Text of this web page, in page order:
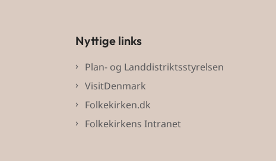
Nyttige links
Plan- og Landdistriktsstyrelsen
VisitDenmark
Folkekirken.dk
Folkekirkens Intranet